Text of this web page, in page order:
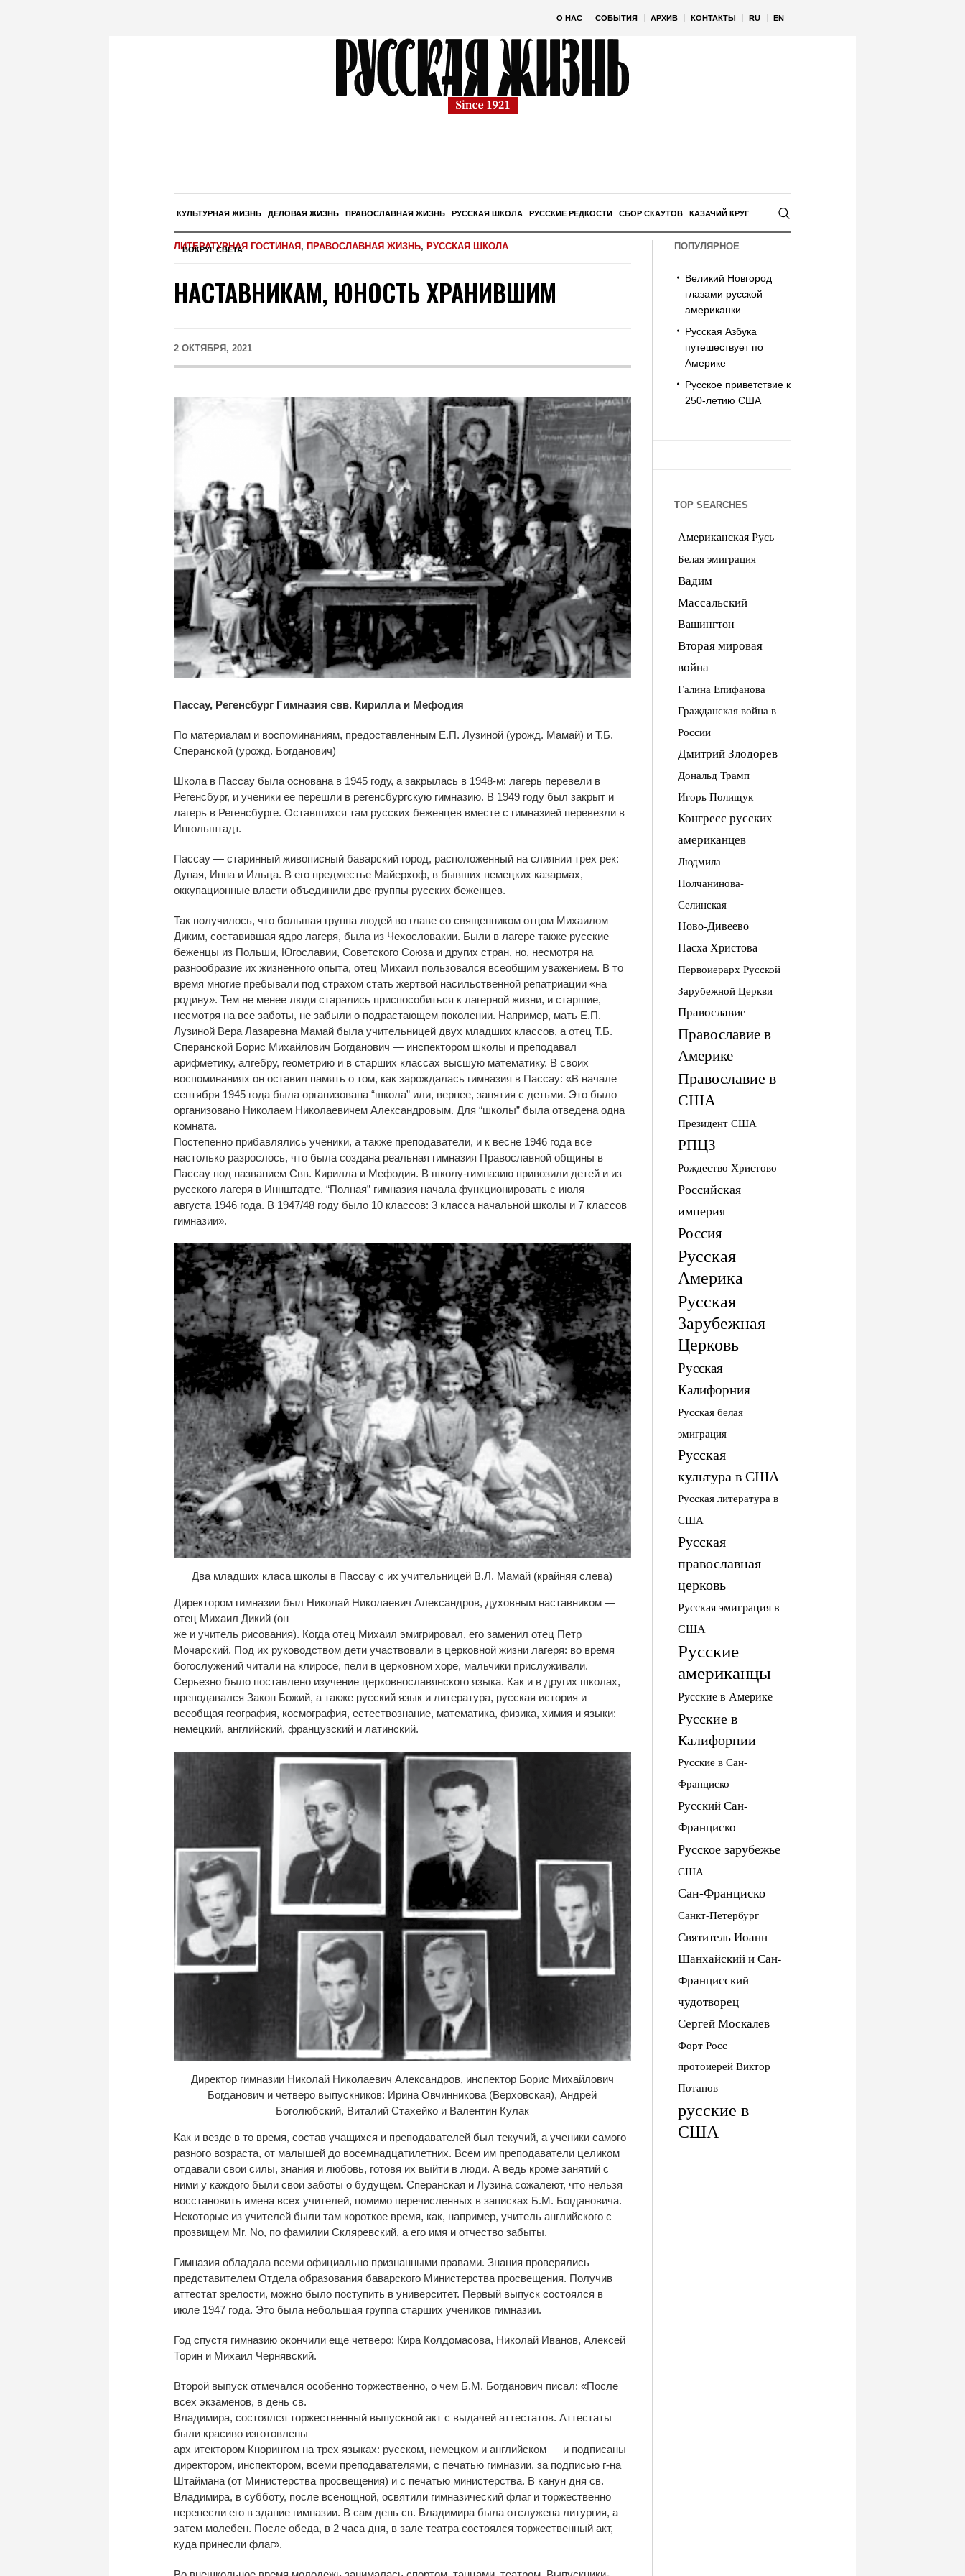
О НАС СОБЫТИЯ АРХИВ КОНТАКТЫ RU EN
КУЛЬТУРНАЯ ЖИЗНЬ ДЕЛОВАЯ ЖИЗНЬ ПРАВОСЛАВНАЯ ЖИЗНЬ РУССКАЯ ШКОЛА РУССКИЕ РЕДКОСТИ СБОР СКАУТОВ КАЗАЧИЙ КРУГ
ВОКРУГ СВЕТА
ЛИТЕРАТУРНАЯ ГОСТИНАЯ , ПРАВОСЛАВНАЯ ЖИЗНЬ, РУССКАЯ ШКОЛА
НАСТАВНИКАМ, ЮНОСТЬ ХРАНИВШИМ
2 ОКТЯБРЯ, 2021
Пассау, Регенсбург Гимназия свв. Кирилла и Мефодия
По материалам и воспоминаниям, предоставленным Е.П. Лузиной (урожд. Мамай) и Т.Б.
Сперанской (урожд. Богданович)
Школа в Пассау была основана в 1945 году, а закрылась в 1948-м: лагерь перевели в
Регенсбург, и ученики ее перешли в регенсбургскую гимназию. В 1949 году был закрыт и
лагерь в Регенсбурге. Оставшихся там русских беженцев вместе с гимназией перевезли в
Ингольштадт.
Пассау — старинный живописный баварский город, расположенный на слиянии трех рек:
Дуная, Инна и Ильца. В его предместье Майерхоф, в бывших немецких казармах,
оккупационные власти объединили две группы русских беженцев.
Так получилось, что большая группа людей во главе со священником отцом Михаилом
Диким, составившая ядро лагеря, была из Чехословакии. Были в лагере также русские
беженцы из Польши, Югославии, Советского Союза и других стран, но, несмотря на
разнообразие их жизненного опыта, отец Михаил пользовался всеобщим уважением. В то
время многие пребывали под страхом стать жертвой насильственной репатриации «на
родину». Тем не менее люди старались приспособиться к лагерной жизни, и старшие,
несмотря на все заботы, не забыли о подрастающем поколении. Например, мать Е.П.
Лузиной Вера Лазаревна Мамай была учительницей двух младших классов, а отец Т.Б.
Сперанской Борис Михайлович Богданович — инспектором школы и преподавал
арифметику, алгебру, геометрию и в старших классах высшую математику. В своих
воспоминаниях он оставил память о том, как зарождалась гимназия в Пассау: «В начале
сентября 1945 года была организована “школа” или, вернее, занятия с детьми. Это было
организовано Николаем Николаевичем Александровым. Для “школы” была отведена одна
комната.
Постепенно прибавлялись ученики, а также преподаватели, и к весне 1946 года все
настолько разрослось, что была создана реальная гимназия Православной общины в
Пассау под названием Свв. Кирилла и Мефодия. В школу-гимназию привозили детей и из
русского лагеря в Иннштадте. “Полная” гимназия начала функционировать с июля —
августа 1946 года. В 1947/48 году было 10 классов: 3 класса начальной школы и 7 классов
гимназии».
Два младших класа школы в Пассау с их учительницей В.Л. Мамай (крайняя слева)
Директором гимназии был Николай Николаевич Александров, духовным наставником —
отец Михаил Дикий (он
же и учитель рисования). Когда отец Михаил эмигрировал, его заменил отец Петр
Мочарский. Под их руководством дети участвовали в церковной жизни лагеря: во время
богослужений читали на клиросе, пели в церковном хоре, мальчики прислуживали.
Серьезно было поставлено изучение церковнославянского языка. Как и в других школах,
преподавался Закон Божий, а также русский язык и литература, русская история и
всеобщая география, космография, естествознание, математика, физика, химия и языки:
немецкий, английский, французский и латинский.
Директор гимназии Николай Николаевич Александров, инспектор Борис Михайлович
Богданович и четверо выпускников: Ирина Овчинникова (Верховская), Андрей
Боголюбский, Виталий Стахейко и Валентин Кулак
Как и везде в то время, состав учащихся и преподавателей был текучий, а ученики самого
разного возраста, от малышей до восемнадцатилетних. Всем им преподаватели целиком
отдавали свои силы, знания и любовь, готовя их выйти в люди. А ведь кроме занятий с
ними у каждого были свои заботы о будущем. Сперанская и Лузина сожалеют, что нельзя
восстановить имена всех учителей, помимо перечисленных в записках Б.М. Богдановича.
Некоторые из учителей были там короткое время, как, например, учитель английского с
прозвищем Mr. No, по фамилии Скляревский, а его имя и отчество забыты.
Гимназия обладала всеми официально признанными правами. Знания проверялись
представителем Отдела образования баварского Министерства просвещения. Получив
аттестат зрелости, можно было поступить в университет. Первый выпуск состоялся в
июле 1947 года. Это была небольшая группа старших учеников гимназии.
Год спустя гимназию окончили еще четверо: Кира Колдомасова, Николай Иванов, Алексей
Торин и Михаил Чернявский.
Второй выпуск отмечался особенно торжественно, о чем Б.М. Богданович писал: «После
всех экзаменов, в день св.
Владимира, состоялся торжественный выпускной акт с выдачей аттестатов. Аттестаты
были красиво изготовлены
арх итектором Кнорингом на трех языках: русском, немецком и английском — и подписаны
директором, инспектором, всеми преподавателями, с печатью гимназии, за подписью г-на
Штаймана (от Министерства просвещения) и с печатью министерства. В канун дня св.
Владимира, в субботу, после всенощной, освятили гимназический флаг и торжественно
перенесли его в здание гимназии. В сам день св. Владимира была отслужена литургия, а
затем молебен. После обеда, в 2 часа дня, в зале театра состоялся торжественный акт,
куда принесли флаг».
ПОПУЛЯРНОЕ
Великий Новгород
глазами русской
американки
Русская Азбука
путешествует по
Америке
Русское приветствие к
250-летию США
TOP SEARCHES
Американская Русь
Белая эмиграция
Вадим
Массальский
Вашингтон
Вторая мировая
война
Галина Епифанова
Гражданская война в
России
Дмитрий Злодорев
Дональд Трамп
Игорь Полищук
Конгресс русских
американцев
Людмила
Полчанинова-
Селинская
Ново-Дивеево
Пасха Христова
Первоиерарх Русской
Зарубежной Церкви
Православие
Православие в
Америке
Православие в
США
Президент США
РПЦЗ
Рождество Христово
Российская
империя
Россия
Русская
Америка
Русская
Зарубежная
Церковь
Русская
Калифорния
Русская белая
эмиграция
Русская
культура в США
Русская литература в
США
Русская
православная
церковь
Русская эмиграция в
США
Русские
американцы
Русские в Америке
Русские в
Калифорнии
Русские в Сан-
Франциско
Русский Сан-
Франциско
Русское зарубежье
США
Сан-Франциско
Санкт-Петербург
Святитель Иоанн
Шанхайский и Сан-
Францисский
чудотворец
Сергей Москалев
Форт Росс
протоиерей Виктор
Потапов
русские в
США